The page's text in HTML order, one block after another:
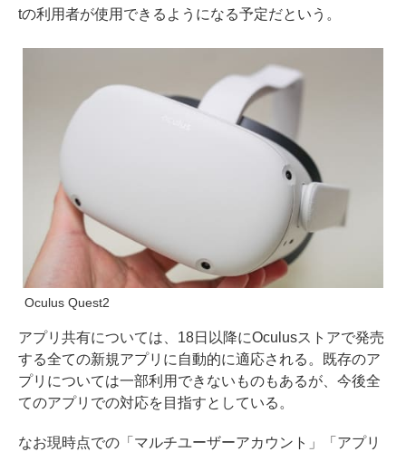
tの利用者が使用できるようになる予定だという。
Oculus Quest2
アプリ共有については、18日以降にOculusストアで発売
する全ての新規アプリに自動的に適応される。既存のア
プリについては一部利用できないものもあるが、今後全
てのアプリでの対応を目指すとしている。
なお現時点での「マルチユーザーアカウント」「アプリ